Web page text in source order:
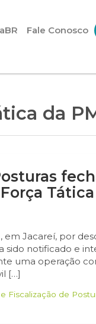
Fale Conosco
da
em Jacareí, por
sido notificado e
uma operação
[…]
Fiscalização de